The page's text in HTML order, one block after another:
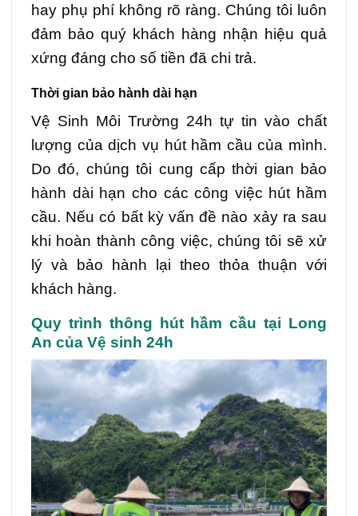
hay phụ phí không rõ ràng. Chúng tôi luôn
đảm bảo quý khách hàng nhận hiệu quả
xứng đáng cho số tiền đã chi trả.
Thời gian bảo hành dài hạn
Vệ Sinh Môi Trường 24h tự tin vào chất
lượng của dịch vụ hút hầm cầu của mình.
Do đó, chúng tôi cung cấp thời gian bảo
hành dài hạn cho các công việc hút hầm
cầu. Nếu có bất kỳ vấn đề nào xảy ra sau
khi hoàn thành công việc, chúng tôi sẽ xử
lý và bảo hành lại theo thỏa thuận với
khách hàng.
Quy trình thông hút hầm cầu tại Long
An của Vệ sinh 24h